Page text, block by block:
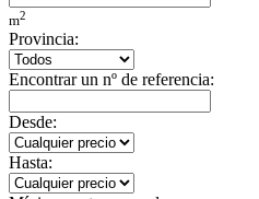
m2
Provincia:
Encontrar un nº de referencia:
Desde:
Hasta: